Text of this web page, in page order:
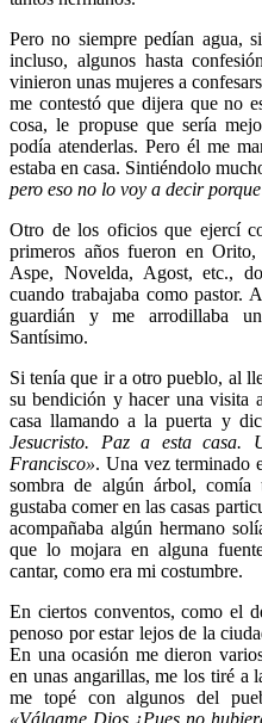
Pero no siempre pedían agua,
incluso, algunos hasta
vinieron unas mujeres a
me contestó que dijera que no
cosa, le propuse que sería
podía atenderlas. Pero él me
estaba en casa. Sintiéndolo
pero eso no lo voy a decir
Otro de los oficios que ejercí
primeros años fueron en
Aspe, Novelda, Agost, etc.,
cuando trabajaba como pastor.
guardián y me arrodillaba
Santísimo.
Si tenía que ir a otro pueblo, al
su bendición y hacer una visita
casa llamando a la puerta y
Jesucristo. Paz a esta
Francisco». Una vez terminado
sombra de algún árbol,
gustaba comer en las casas
acompañaba algún hermano
que lo mojara en alguna
cantar, como era mi costumbre.
En ciertos conventos, como el
penoso por estar lejos de la
En una ocasión me dieron
en unas angarillas, me los tiré a
me topé con algunos del
«Válgame Dios ¿Pues no